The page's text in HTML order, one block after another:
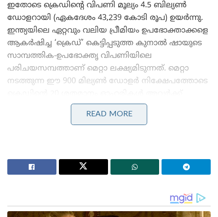
ഇതോടെ ക്രെഡിന്റെ വിപണി മൂല്യം 4.5 ബില്യൺ
ഡോളറായി (ഏകദേശം 43,239 കോടി രൂപ) ഉയർന്നു.
ഇന്ത്യയിലെ ഏറ്റവും വലിയ പ്രീമിയം ഉപഭോക്താക്കളെ
ആകർഷിച്ച ‘ക്രെഡ്’ കെട്ടിപ്പടുത്ത കുനാൽ ഷായുടെ
സാമ്പത്തിക-ഉപഭോക്തൃ വിപണിയിലെ
പരിചയസമ്പത്താണ് മെറ്റാ ലക്ഷ്യമിടുന്നത്. മെറ്റാ
നടത്തുന്ന ഈ 900 മില്യൺ ഡോളർ നിക്ഷേപത്തോടെ
സ്വന്തമാകും. നിലവിലെ സിഇഒ പദവിയിൽ നിന്നും
ബോർഡ് സ്ഥാനത്തുനിന്നും കുനാൽ ഷാ
തലവനായ മിതൻ സമ്പത്ത് കമ്പനിയുടെ ഇടക്കാല
സിഇഒ ആയി ചുമതലയേൽക്കും.
READ MORE